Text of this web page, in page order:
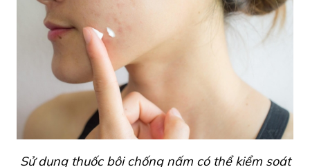
Sử dụng thuốc bôi chống nấm có thể kiểm soát